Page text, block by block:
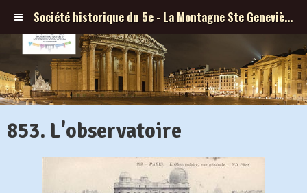
Société historique du 5e - La Montagne Ste Geneviève et ses abords
853. L'observatoire